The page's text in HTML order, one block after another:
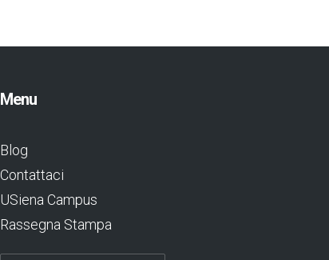
Menu
Blog
Contattaci
USiena Campus
Rassegna Stampa